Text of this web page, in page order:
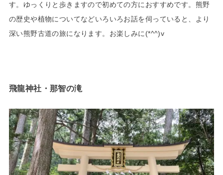
す。ゆっくりと歩きますので初めての方におすすめです。熊野
の歴史や植物についてなどいろいろお話を伺っていると、より
深い熊野古道の旅になります。お楽しみに(*^^)v
飛龍神社・那智の滝